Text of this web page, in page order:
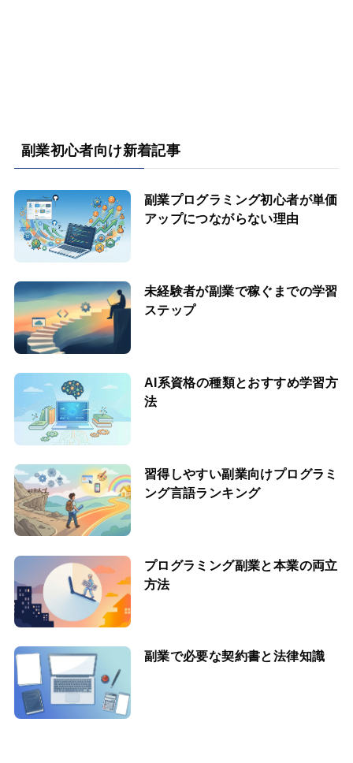
副業初心者向け新着記事
副業プログラミング初心者が単価
アップにつながらない理由
未経験者が副業で稼ぐまでの学習
ステップ
AI系資格の種類とおすすめ学習方
法
習得しやすい副業向けプログラミ
ング言語ランキング
プログラミング副業と本業の両立
方法
副業で必要な契約書と法律知識